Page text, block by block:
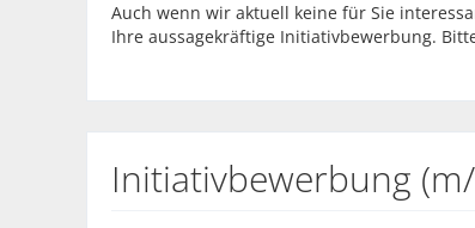
Auch wenn wir aktuell keine für Sie
Ihre aussagekräftige Initiativbewerbung.
Initiativbewerbung